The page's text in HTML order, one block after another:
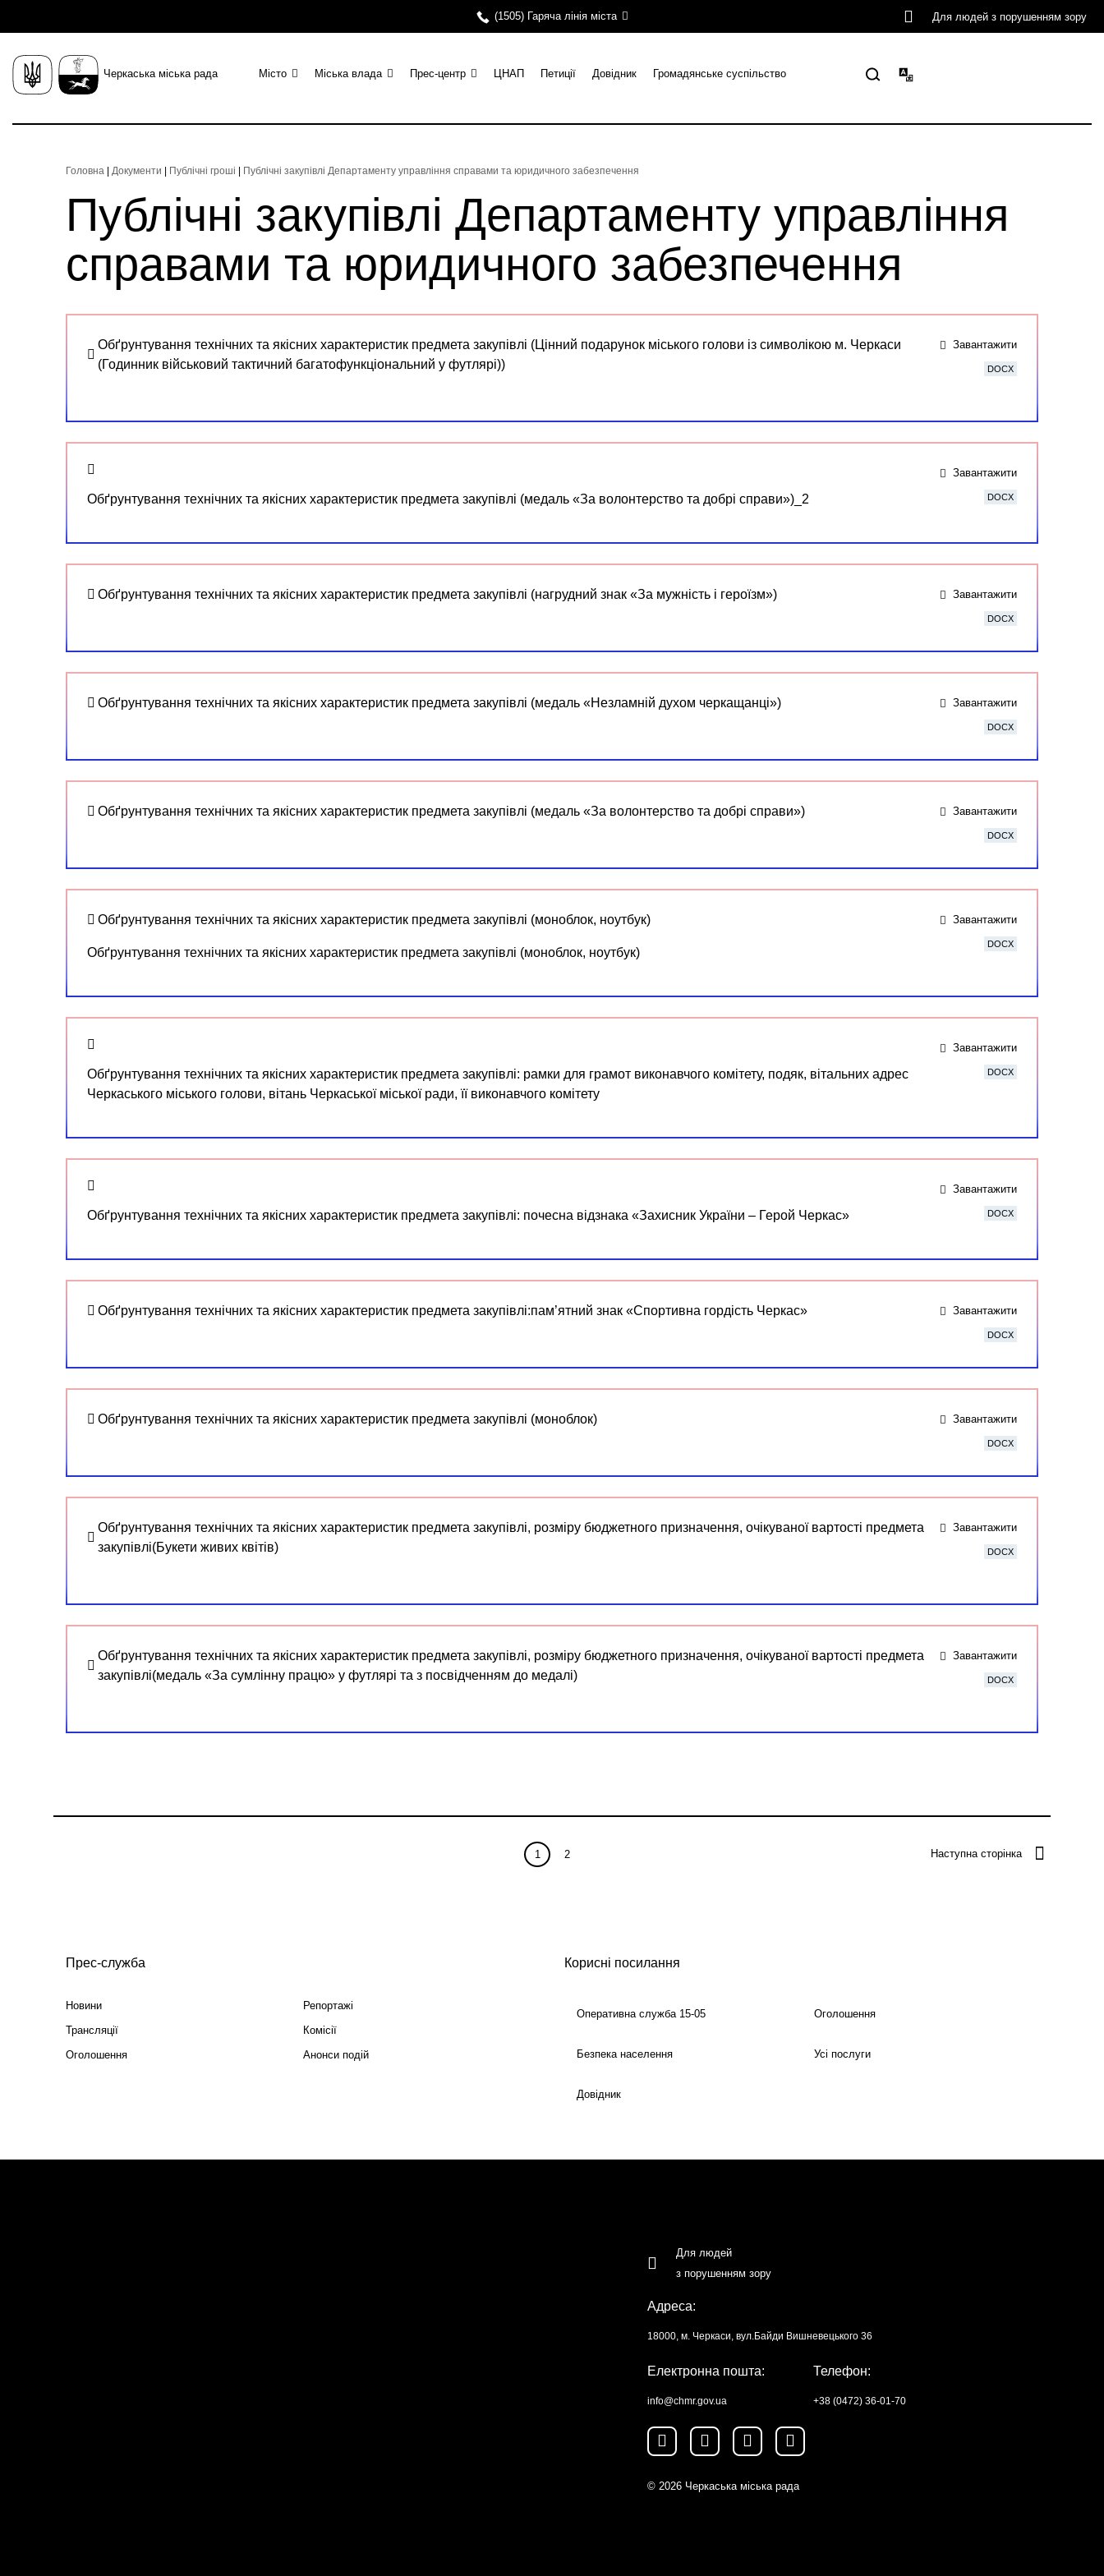
(1505) Гаряча лінія міста Для людей з порушенням зору
Черкаська міська рада Місто Міська влада Прес-центр ЦНАП Петиції Довідник Громадянське суспільство
Головна Документи Публічні гроші Публічні закупівлі Департаменту управління справами та юридичного забезпечення
Публічні закупівлі Департаменту управління
справами та юридичного забезпечення
Обґрунтування технічних та якісних характеристик предмета закупівлі (Цінний подарунок міського голови із символікою м. Черкаси
(Годинник військовий тактичний багатофункціональний у футлярі))
Завантажити
DOCX
Обґрунтування технічних та якісних характеристик предмета закупівлі (медаль «За волонтерство та добрі справи»)_2
Завантажити
DOCX
Обґрунтування технічних та якісних характеристик предмета закупівлі (нагрудний знак «За мужність і героїзм») Завантажити
DOCX
Обґрунтування технічних та якісних характеристик предмета закупівлі (медаль «Незламній духом черкащанці») Завантажити
DOCX
Обґрунтування технічних та якісних характеристик предмета закупівлі (медаль «За волонтерство та добрі справи») Завантажити
DOCX
Обґрунтування технічних та якісних характеристик предмета закупівлі (моноблок, ноутбук)
Обґрунтування технічних та якісних характеристик предмета закупівлі (моноблок, ноутбук)
Завантажити
DOCX
Обґрунтування технічних та якісних характеристик предмета закупівлі: рамки для грамот виконавчого комітету, подяк, вітальних адрес
Черкаського міського голови, вітань Черкаської міської ради, її виконавчого комітету
Завантажити
DOCX
Обґрунтування технічних та якісних характеристик предмета закупівлі: почесна відзнака «Захисник України – Герой Черкас»
Завантажити
DOCX
Обґрунтування технічних та якісних характеристик предмета закупівлі:пам’ятний знак «Спортивна гордість Черкас» Завантажити
DOCX
Обґрунтування технічних та якісних характеристик предмета закупівлі (моноблок) Завантажити
DOCX
Обґрунтування технічних та якісних характеристик предмета закупівлі, розміру бюджетного призначення, очікуваної вартості предмета
закупівлі(Букети живих квітів)
Завантажити
DOCX
Обґрунтування технічних та якісних характеристик предмета закупівлі, розміру бюджетного призначення, очікуваної вартості предмета
закупівлі(медаль «За сумлінну працю» у футлярі та з посвідченням до медалі)
Завантажити
DOCX
1 2 Наступна сторінка
Прес-служба
Новини
Репортажі
Трансляції
Комісії
Оголошення
Анонси подій
Корисні посилання
Оперативна служба 15-05 Оголошення
Безпека населення Усі послуги
Довідник
Для людей
з порушенням зору
Адреса:
18000, м. Черкаси, вул.Байди Вишневецького 36
Електронна пошта:
info@chmr.gov.ua
Телефон:
+38 (0472) 36-01-70
© 2026 Черкаська міська рада